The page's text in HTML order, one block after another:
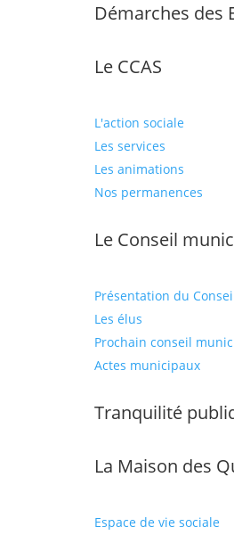
Démarches des
Le CCAS
L'action sociale
Les services
Les animations
Nos permanences
Le Conseil
Présentation du
Les élus
Prochain conseil
Actes municipaux
Tranquilité
La Maison des
Espace de vie sociale